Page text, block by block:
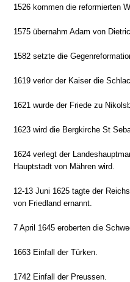
1526 kommen die reformierten
1575 übernahm Adam von
1582 setzte die
1619 verlor der Kaiser die
1621 wurde der Friede zu
1623 wird die Bergkirche St
1624 verlegt der
Hauptstadt von Mähren wird.
12-13 Juni 1625 tagte der
von Friedland ernannt.
7 April 1645 eroberten die
1663 Einfall der Türken.
1742 Einfall der Preussen.